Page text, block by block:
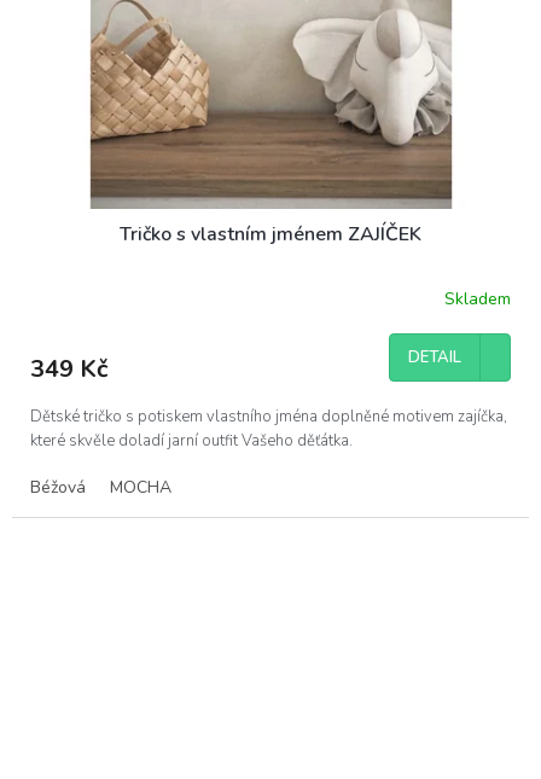
Tričko s vlastním jménem ZAJÍČEK
Skladem
349 Kč DETAIL
Dětské tričko s potiskem vlastního jména doplněné motivem zajíčka,
které skvěle doladí jarní outfit Vašeho děťátka.
Béžová MOCHA